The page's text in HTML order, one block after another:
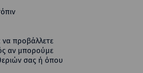
να προβάλλετε
αν μπορούμε
σας ή όπου